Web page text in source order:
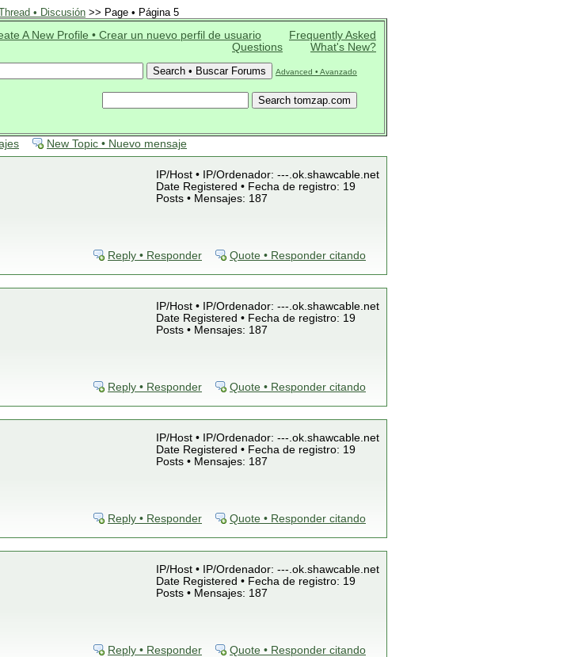
• Discusión >> Page • Página 5
A New Profile • Crear un nuevo perfil de usuario
Frequently Asked
Questions
What's New?
Advanced • Avanzado
New Topic • Nuevo mensaje
IP/Host • IP/Ordenador: ---.ok.shawcable.net
Date Registered • Fecha de registro: 19
Posts • Mensajes: 187
Reply • Responder Quote • Responder citando
IP/Host • IP/Ordenador: ---.ok.shawcable.net
Date Registered • Fecha de registro: 19
Posts • Mensajes: 187
Reply • Responder Quote • Responder citando
IP/Host • IP/Ordenador: ---.ok.shawcable.net
Date Registered • Fecha de registro: 19
Posts • Mensajes: 187
Reply • Responder Quote • Responder citando
IP/Host • IP/Ordenador: ---.ok.shawcable.net
Date Registered • Fecha de registro: 19
Posts • Mensajes: 187
Reply • Responder Quote • Responder citando